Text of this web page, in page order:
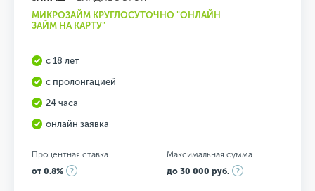
МИКРОЗАЙМ КРУГЛОСУТОЧНО "ОНЛАЙН
ЗАЙМ НА КАРТУ"
с 18 лет
с пролонгацией
24 часа
онлайн заявка
Процентная ставка
от 0.8%
Максимальная сумма
до 30 000 руб.